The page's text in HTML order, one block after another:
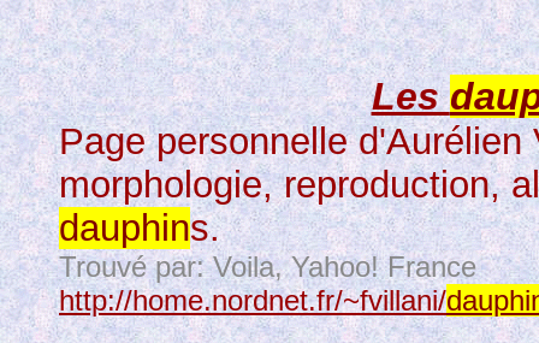
Les
Page personnelle
morphologie, reproduction,
dauphins.
Trouvé par: Voila, Yahoo! France
http://home.nordnet.fr/~fvillani/